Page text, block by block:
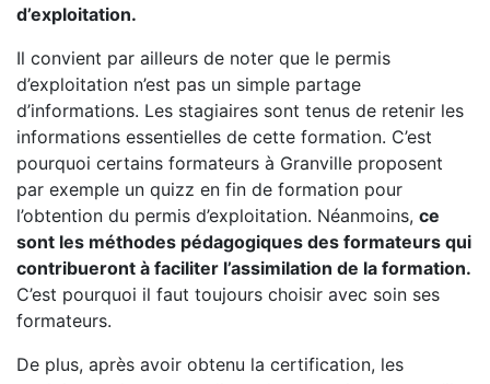
d’exploitation.
Il convient par ailleurs de noter que le permis
d’exploitation n’est pas un simple partage
d’informations. Les stagiaires sont tenus de retenir les
informations essentielles de cette formation. C’est
pourquoi certains formateurs à Granville proposent
par exemple un quizz en fin de formation pour
l’obtention du permis d’exploitation. Néanmoins, ce
sont les méthodes pédagogiques des formateurs qui
contribueront à faciliter l’assimilation de la formation.
C’est pourquoi il faut toujours choisir avec soin ses
formateurs.
De plus, après avoir obtenu la certification, les